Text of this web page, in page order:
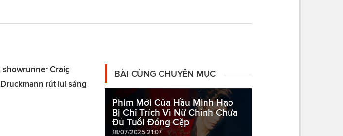
showrunner Craig
rút lui sáng
BÀI CÙNG CHUYÊN MỤC
Phim Mới Của Hầu Minh Hạo
Bị Chỉ Trích Vì Nữ Chính Chưa
Đủ Tuổi Đóng Cặp
18/07/2025 21:07